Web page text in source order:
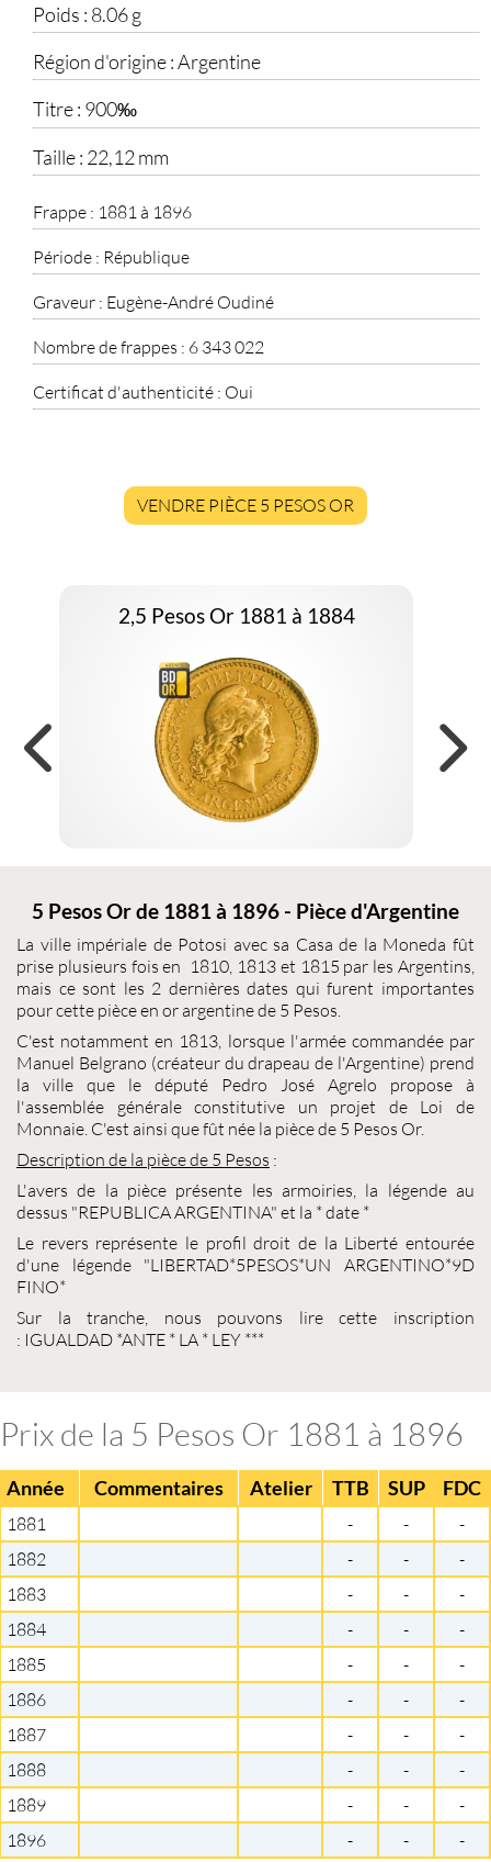
Poids : 8.06 g
Région d'origine :Argentine
Titre : 900‰
Taille : 22,12 mm
Frappe : 1881 à 1896
Période : République
Graveur : Eugène-André Oudiné
Nombre de frappes : 6 343 022
Certificat d'authenticité : Oui
VENDRE PIÈCE 5 PESOS OR
2,5 Pesos Or 1881 à 1884
5 Pesos Or de 1881 à 1896 - Pièce d'Argentine
La ville impériale de Potosi avec sa Casa de la Moneda fût
prise plusieurs fois en 1810, 1813 et 1815 par les Argentins,
mais ce sont les 2 dernières dates qui furent importantes
pour cette pièce en or argentinede 5 Pesos.
C'est notamment en 1813, lorsque l'armée commandée par
Manuel Belgrano (créateur du drapeau de l'Argentine) prend
la ville que le député Pedro José Agrelo propose à
l'assemblée générale constitutive un projet de Loi de
Monnaie. C'est ainsi que fût née la pièce de 5 Pesos Or.
Description de la pièce de 5 Pesos :
L'avers de la pièce présente les armoiries, la légende au
dessus "REPUBLICA ARGENTINA" et la * date *
Le revers représente le profil droit de la Liberté entourée
d'une légende "LIBERTAD*5PESOS*UN ARGENTINO*9D
FINO*
Sur la tranche, nous pouvons lire cette inscription
: IGUALDAD *ANTE * LA * LEY ***
Prix de la 5 Pesos Or 1881 à 1896
Année Commentaires Atelier TTB SUP FDC
1881 - -
-
1882
- -
-
1883
- -
-
1884
- -
-
1885
- -
-
1886
- -
-
1887
- -
-
1888
- -
-
1889
- -
-
1896
- -
-